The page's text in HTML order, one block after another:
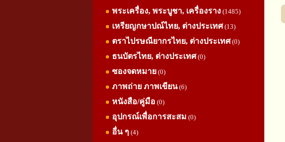
พระเครื่อง, พระบูชา, เครื่องราง (1485)
เหรียญกษาปณ์ไทย, ต่างประเทศ(13)
ตราไปรษณียากรไทย, ต่างประเทศ(0)
ธนบัตรไทย, ต่างประเทศ(0)
ซองจดหมาย (0)
ภาพถ่าย ภาพเขียน(6)
หนังสือ/คู่มือ (0)
อุปกรณ์เพื่อการสะสม (0)
อื่น ๆ (4)